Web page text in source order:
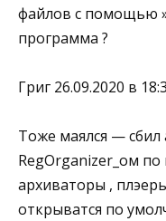
файлов с помощью
программа ?
Григ 26.09.2020 в
Тоже маялся —
RegOrganizer_ом
архиваторы ,
открыватся по